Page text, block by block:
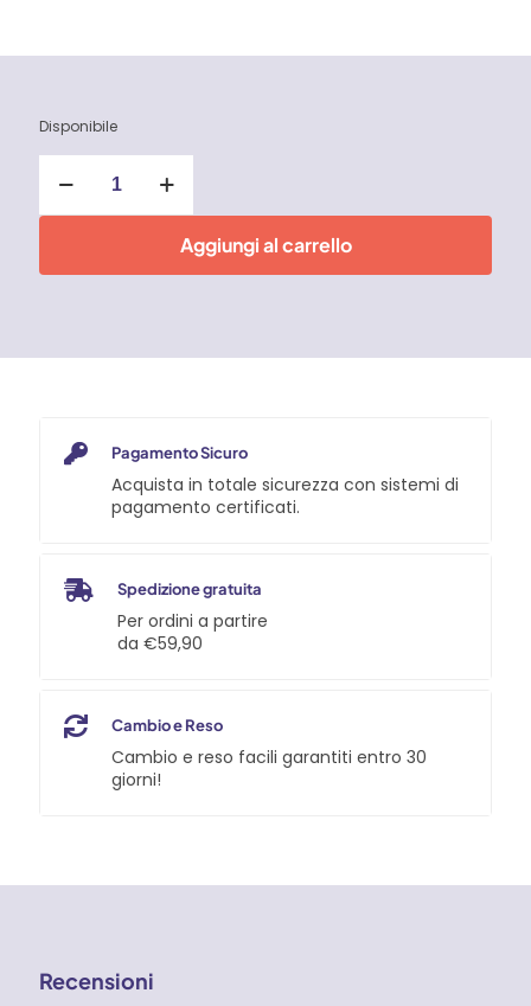
Disponibile
Chiave
universale
ed
Aggiungi al carrello
Pagamento Sicuro
Acquista in totale sicurezza con sistemi di
pagamento certificati.
Spedizione gratuita
Per ordini a partire
da €59,90
Cambio e Reso
Cambio e reso facili garantiti entro 30
giorni!
Recensioni